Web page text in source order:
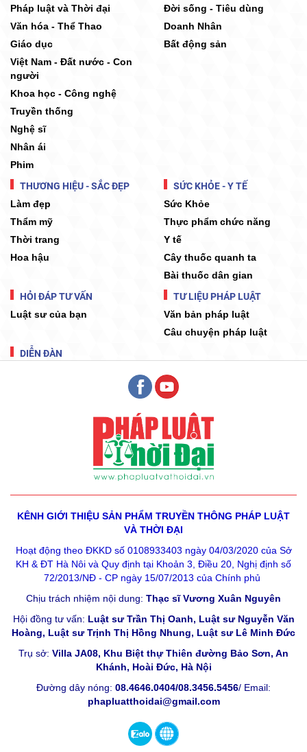
Pháp luật và Thời đại
Văn hóa - Thể Thao
Giáo dục
Việt Nam - Đất nước - Con
người
Khoa học - Công nghệ
Truyền thống
Nghệ sĩ
Nhân ái
Phim
Đời sống - Tiêu dùng
Doanh Nhân
Bất động sản
THƯƠNG HIỆU - SẮC ĐẸP
Làm đẹp
Thẩm mỹ
Thời trang
Hoa hậu
SỨC KHỎE - Y TẾ
Sức Khỏe
Thực phẩm chức năng
Y tế
Cây thuốc quanh ta
Bài thuốc dân gian
HỎI ĐÁP TƯ VẤN
Luật sư của bạn
TƯ LIỆU PHÁP LUẬT
Văn bản pháp luật
Câu chuyện pháp luật
DIỄN ĐÀN
KÊNH GIỚI THIỆU SẢN PHẨM TRUYỀN THÔNG PHÁP LUẬT
VÀ THỜI ĐẠI
Hoạt động theo ĐKKD số 0108933403 ngày 04/03/2020 của Sở
KH & ĐT Hà Nôi và Quy định tại Khoản 3, Điều 20, Nghị định số
72/2013/NĐ - CP ngày 15/07/2013 của Chính phủ
Chịu trách nhiệm nội dung: Thạc sĩ Vương Xuân Nguyên
Hội đồng tư vấn: Luật sư Trần Thị Oanh, Luật sư Nguyễn Văn
Hoàng, Luật sư Trịnh Thị Hồng Nhung, Luật sư Lê Minh Đức
Trụ sở: Villa JA08, Khu Biệt thự Thiên đường Bảo Sơn, An
Khánh, Hoài Đức, Hà Nội
Đường dây nóng: 08.4646.0404/08.3456.5456/ Email:
phapluatthoidai@gmail.com